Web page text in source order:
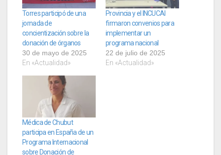
Torres participó de una
jornada de
concientización sobre la
donación de órganos
30 de mayo de 2025
En «Actualidad»
Provincia y el INCUCAI
firmaron convenios para
implementar un
programa nacional
22 de julio de 2025
En «Actualidad»
Médica de Chubut
participa en España de un
Programa Internacional
sobre Donación de